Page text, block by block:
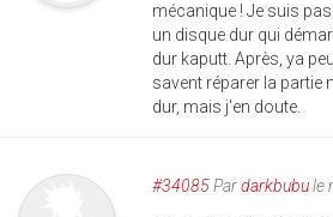
mécanique ! Je suis
un disque dur qui
dur kaputt. Après, ya
savent réparer la partie
dur, mais j'en doute.
#34085Pardarkbubule